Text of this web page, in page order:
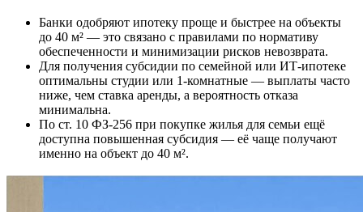
Банки одобряют ипотеку проще и быстрее на объекты
до 40 м² — это связано с правилами по нормативу
обеспеченности и минимизации рисков невозврата.
Для получения субсидии по семейной или ИТ-ипотеке
оптимальны студии или 1-комнатные — выплаты часто
ниже, чем ставка аренды, а вероятность отказа
минимальна.
По ст. 10 ФЗ-256 при покупке жилья для семьи ещё
доступна повышенная субсидия — её чаще получают
именно на объект до 40 м².